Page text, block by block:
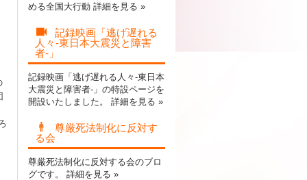
める全国大行動 詳細を見る »
記録映画「逃げ遅れる
人々-東日本大震災と障害
者-」
記録映画「逃げ遅れる人々-東日本
大震災と障害者-」の特設ページを
開設いたしました。 詳細を見る »
尊厳死法制化に反対す
る会
尊厳死法制化に反対する会のブロ
グです。 詳細を見る »